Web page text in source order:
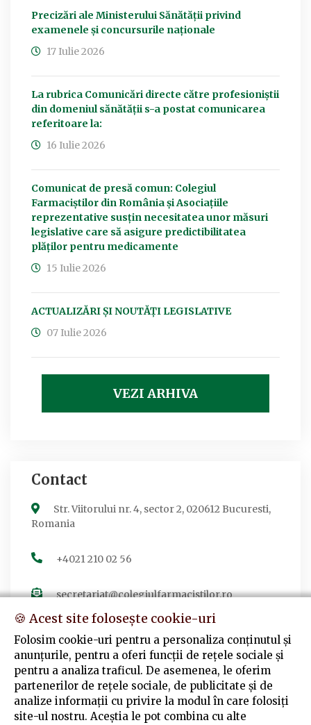
Precizări ale Ministerului Sănătății privind
examenele și concursurile naționale
17 Iulie 2026
La rubrica Comunicări directe către profesioniștii
din domeniul sănătății s-a postat comunicarea
referitoare la:
16 Iulie 2026
Comunicat de presă comun: Colegiul
Farmaciștilor din România și Asociațiile
reprezentative susțin necesitatea unor măsuri
legislative care să asigure predictibilitatea
plăților pentru medicamente
15 Iulie 2026
ACTUALIZĂRI ȘI NOUTĂȚI LEGISLATIVE
07 Iulie 2026
VEZI ARHIVA
Contact
Str. Viitorului nr. 4, sector 2, 020612 Bucuresti,
Romania
+4021 210 02 56
secretariat@colegiulfarmacistilor.ro
Urmărește-ne
Facebook
Colegiul Farmaciștilor din România
🍪 Acest site folosește cookie-uri
Folosim cookie-uri pentru a personaliza conținutul și
anunțurile, pentru a oferi funcții de rețele sociale și
pentru a analiza traficul. De asemenea, le oferim
partenerilor de rețele sociale, de publicitate și de
analize informații cu privire la modul în care folosiți
site-ul nostru. Aceștia le pot combina cu alte